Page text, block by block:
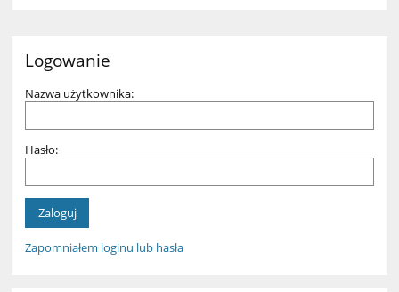
Logowanie
Nazwa użytkownika:
Hasło:
Zapomniałem loginu lub hasła